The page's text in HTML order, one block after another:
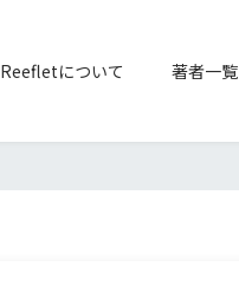
Reefletについて 著者一覧